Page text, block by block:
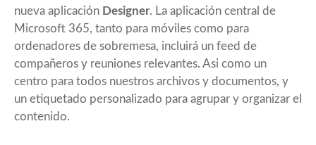
nueva aplicación Designer. La aplicación central de
Microsoft 365, tanto para móviles como para
ordenadores de sobremesa, incluirá un feed de
compañeros y reuniones relevantes. Asi como un
centro para todos nuestros archivos y documentos, y
un etiquetado personalizado para agrupar y organizar el
contenido.